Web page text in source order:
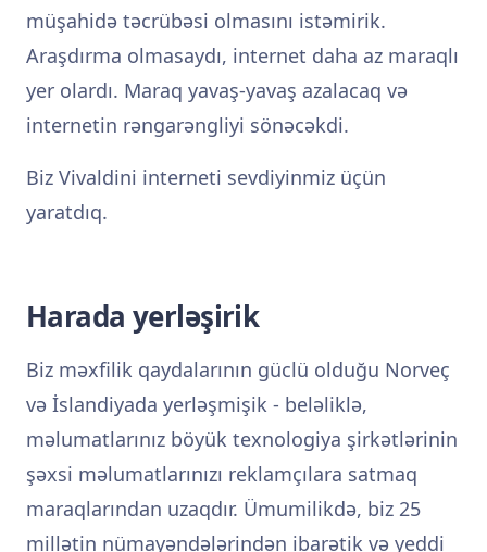
müşahidə təcrübəsi olmasını istəmirik.
Araşdırma olmasaydı, internet daha az maraqlı
yer olardı. Maraq yavaş-yavaş azalacaq və
internetin rəngarəngliyi sönəcəkdi.
Biz Vivaldini interneti sevdiyinmiz üçün
yaratdıq.
Harada yerləşirik
Biz məxfilik qaydalarının güclü olduğu Norveç
və İslandiyada yerləşmişik - beləliklə,
məlumatlarınız böyük texnologiya şirkətlərinin
şəxsi məlumatlarınızı reklamçılara satmaq
maraqlarından uzaqdır. Ümumilikdə, biz 25
millətin nümayəndələrindən ibarətik və yeddi